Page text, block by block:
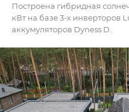
Построена гибридная
кВт на базе 3-х инверторов
аккумуляторов Dyness D..